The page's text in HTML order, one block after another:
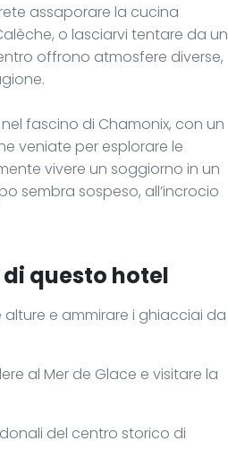
assaporare la cucina
o lasciarvi tentare da un
offrono atmosfere diverse,
fascino di Chamonix, con un
veniate per esplorare le
vivere un soggiorno in un
sembra sospeso, all’incrocio
questo hotel
alture e ammirare i ghiacciai da
al Mer de Glace e visitare la
del centro storico di